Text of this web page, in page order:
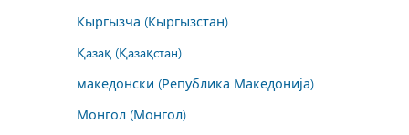
Кыргызча (Кыргызстан)
Қазақ (Қазақстан)
македонски (Република Македонија)
Монгол (Монгол)